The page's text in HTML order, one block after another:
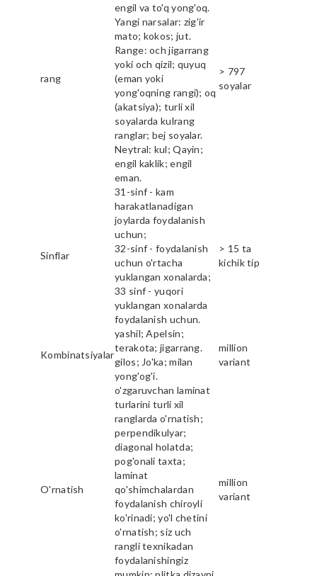
rang
engil va to'q yong'oq.
Yangi narsalar: zig'ir
mato; kokos; jut.
Range: och jigarrang
yoki och qizil; quyuq
(eman yoki
yong'oqning rangi); oq
(akatsiya); turli xil
soyalarda kulrang
ranglar; bej soyalar.
Neytral: kul; Qayin;
engil kaklik; engil
eman.
> 797
soyalar
Sinflar
31-sinf - kam
harakatlanadigan
joylarda foydalanish
uchun;
32-sinf - foydalanish
uchun o'rtacha
yuklangan xonalarda;
33 sinf - yuqori
yuklangan xonalarda
foydalanish uchun.
> 15 ta
kichik tip
Kombinatsiyalar
yashil; Apelsin;
terakota; jigarrang.
gilos; Jo'ka; milan
yong'og'i.
million
variant
O'rnatish
o'zgaruvchan laminat
turlarini turli xil
ranglarda o'rnatish;
perpendikulyar;
diagonal holatda;
pog'onali taxta;
laminat
qo'shimchalardan
foydalanish chiroyli
ko'rinadi; yo'l chetini
o'rnatish; siz uch
rangli texnikadan
foydalanishingiz
million
variant